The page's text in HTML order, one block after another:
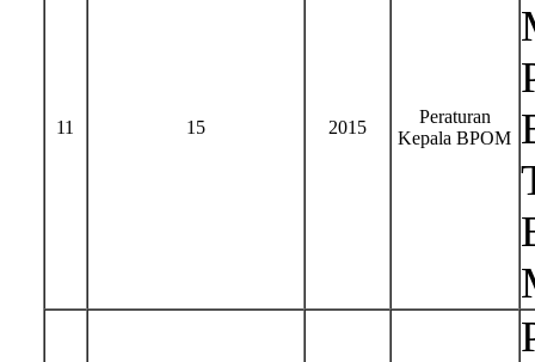
11 15 2015
Peraturan
Kepala BPOM